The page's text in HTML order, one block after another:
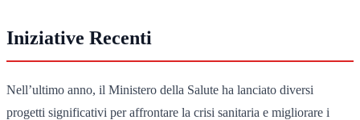
Iniziative Recenti
Nell’ultimo anno, il Ministero della Salute ha lanciato diversi
progetti significativi per affrontare la crisi sanitaria e migliorare i